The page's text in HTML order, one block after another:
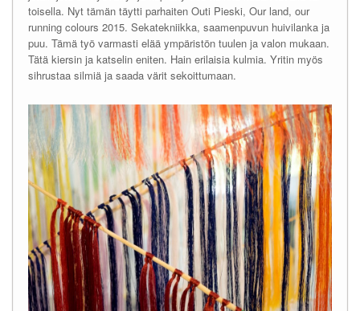
toisella. Nyt tämän täytti parhaiten Outi Pieski, Our land, our
running colours 2015. Sekatekniikka, saamenpuvun huivilanka ja
puu. Tämä työ varmasti elää ympäristön tuulen ja valon mukaan.
Tätä kiersin ja katselin eniten. Hain erilaisia kulmia. Yritin myös
sihrustaa silmiä ja saada värit sekoittumaan.